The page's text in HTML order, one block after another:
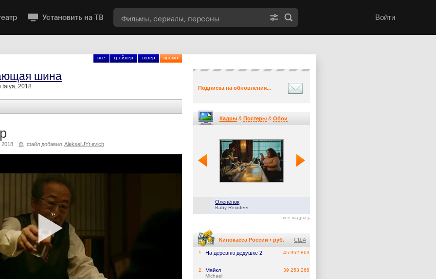
Установить на ТВ Войти
все трейлер тизер промо
шина
taiya, 2018
файл добавил AlekseiUYr.evich
Подписка на обновления...
Кадры & Постеры & Обои
Оленёнок
Baby Reindeer
все кадры
Кинокасса России • руб. США
1. На деревню дедушке 2 45 952 863
2. Майкл
Michael
39 253 268